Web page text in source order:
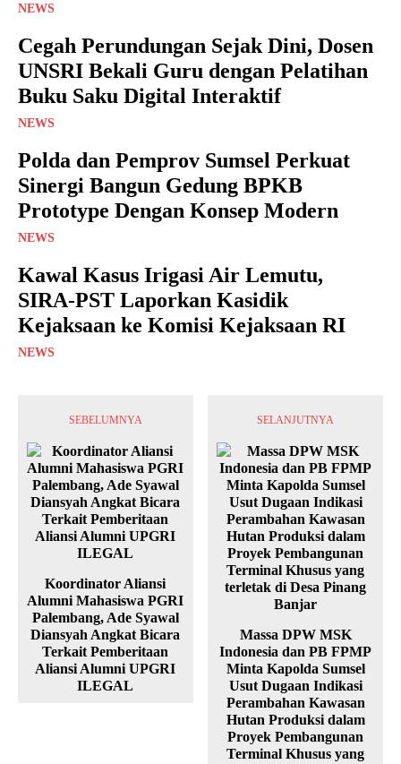
NEWS
Cegah Perundungan Sejak Dini, Dosen
UNSRI Bekali Guru dengan Pelatihan
Buku Saku Digital Interaktif
NEWS
Polda dan Pemprov Sumsel Perkuat
Sinergi Bangun Gedung BPKB
Prototype Dengan Konsep Modern
NEWS
Kawal Kasus Irigasi Air Lemutu,
SIRA-PST Laporkan Kasidik
Kejaksaan ke Komisi Kejaksaan RI
NEWS
SEBELUMNYA
Koordinator Aliansi
Alumni Mahasiswa PGRI
Palembang, Ade Syawal
Diansyah Angkat Bicara
Terkait Pemberitaan
Aliansi Alumni UPGRI
ILEGAL
SELANJUTNYA
Massa DPW MSK
Indonesia dan PB FPMP
Minta Kapolda Sumsel
Usut Dugaan Indikasi
Perambahan Kawasan
Hutan Produksi dalam
Proyek Pembangunan
Terminal Khusus yang